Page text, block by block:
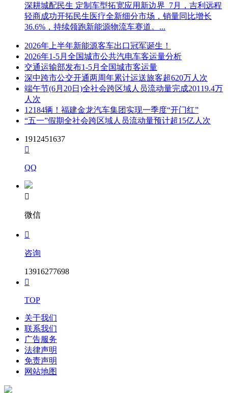
本项目招标公告同时在宁波市阳光采购服务平台
(http://ygcg.nbcqjy.org/)、宁波市人民政府国有资产监督管理委
系统(https://jyxt.zwb.ningbo.gov.cn:4011/)、宁波轨道交通官方网
站(http://www.nbmetro.com/)、浙江中创招投标有限公司网
(www.zjzcbidding.com)上发布。
9.联系方式
招标人名称：宁波市轨道交通集团有限公司运营分公司
地 址：宁波市鄞州区郡杨路286号
联 系 人：王炉丹
招标代理机构名称：浙江中创招投标有限公司
地 址：宁波市环城西路北段225号/真如中心大厦15楼
联 系 人：缑子末、叶欣、周健、李晶、张晓亮
电 话：0574-27820692
电 子 邮 件：tender03@126.com
监管(监督)部门：宁波市轨道交通集团有限公司合约管理部
电 话：0574-83888680
邮 编：315000
深耕城配民生 定制车型拓宽应用新边界 7月，吉利远程
轻商成功开拓民生医疗全新细分市场，销量同比增长
36.6%，持续领跑新能源物流车赛道。...
2026年上半年新能源客车出口冠军诞生！
2026年1-5月全国城市公共汽电车客运量分析
交通运输部发布1-5月全国城市客运量
深中跨市公交开通两周年累计运送旅客超620万人次
端午节(6月20日)全社会跨区域人员流动量完成20119.4万
人次
12184辆！福建金龙汽车集团实现一季度“开门红”
“五一”假期全社会跨区域人员流动量预计超15亿人次
1912451637

QQ

微信

咨询
13916277698

TOP
关于我们
联系我们
广告服务
法律声明
免责声明
网站地图